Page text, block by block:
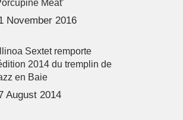
Meat’
November 2016
Sextet remporte
2014 du tremplin de
en Baie
August 2014